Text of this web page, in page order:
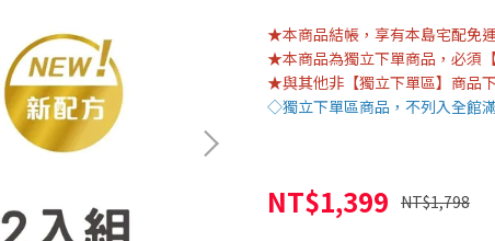
★本商品結帳，享有本島宅配免
★本商品為獨立下單商品，必須
★與其他非【獨立下單區】商品
◇獨立下單區商品，不列入全館
NT$1,399 NT$1,798